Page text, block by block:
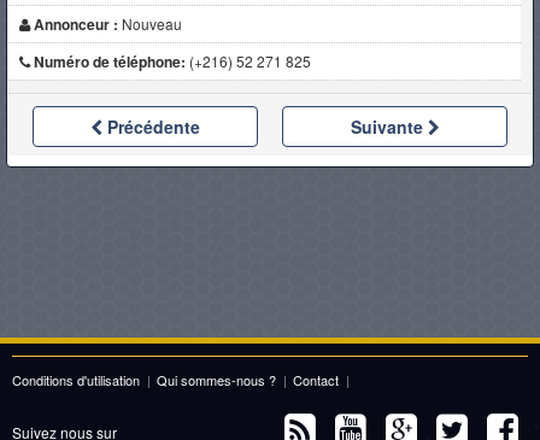
Annonceur : Nouveau
Numéro de téléphone: (+216) 52 271 825
Précédente Suivante
Conditions d'utilisation | Qui sommes-nous ? | Contact |
Suivez nous sur